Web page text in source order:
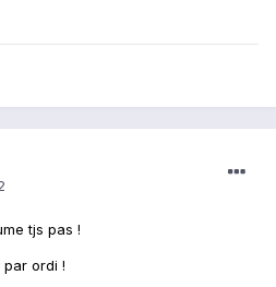
tjs pas !
ordi !